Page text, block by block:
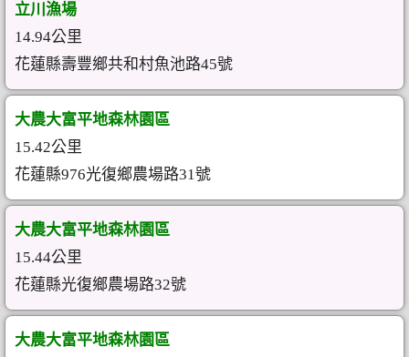
立川漁場
14.94公里
花蓮縣壽豐鄉共和村魚池路45號
大農大富平地森林園區
15.42公里
花蓮縣976光復鄉農場路31號
大農大富平地森林園區
15.44公里
花蓮縣光復鄉農場路32號
大農大富平地森林園區